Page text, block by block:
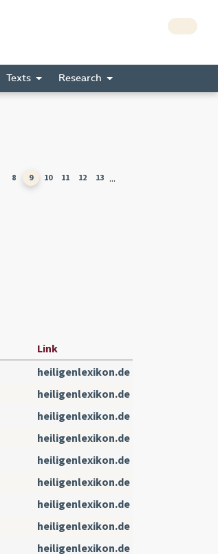
Texts Research
8 9 10 11 12 13 ...
Link
heiligenlexikon.de
heiligenlexikon.de
heiligenlexikon.de
heiligenlexikon.de
heiligenlexikon.de
heiligenlexikon.de
heiligenlexikon.de
heiligenlexikon.de
heiligenlexikon.de